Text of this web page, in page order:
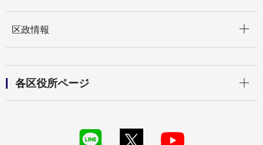
区政情報
各区役所ページ